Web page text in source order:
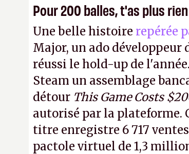
Pour 200 balles, t'as plus rien
Une belle histoire repérée
Major, un ado développeur
réussi le hold-up de
Steam un assemblage
détour This Game Costs
autorisé par la plateforme.
titre enregistre 6 717
pactole virtuel de 1,3